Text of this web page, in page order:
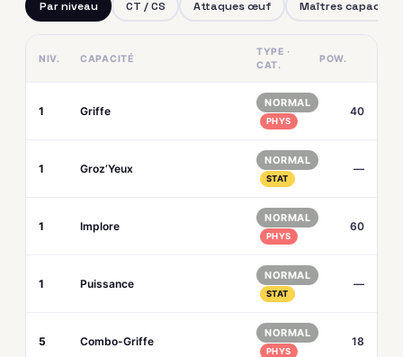
Par niveau CT / CS Attaques œuf Maîtres capacités
NIV. CAPACITÉ
TYPE ·
CAT.
POW.
1 Griffe
NORMAL
PHYS
40
1 Groz’Yeux
NORMAL
STAT
—
1 Implore
NORMAL
PHYS
60
1 Puissance
NORMAL
STAT
—
5 Combo-Griffe
NORMAL
PHYS
18